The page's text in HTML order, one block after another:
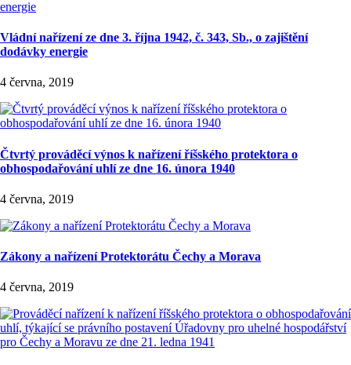
Vládní nařízení ze dne 3. října 1942, č. 343, Sb., o zajištění
dodávky energie
4 června, 2019
Čtvrtý prováděcí výnos k nařízení říšského protektora o
obhospodařování uhlí ze dne 16. února 1940
4 června, 2019
Zákony a nařízení Protektorátu Čechy a Morava
4 června, 2019